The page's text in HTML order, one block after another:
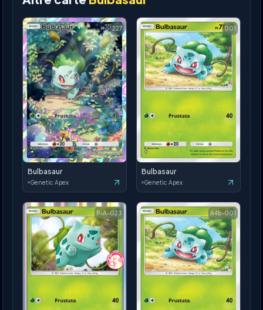
227
Bulbasaur
Genetic Apex
001
Bulbasaur
Genetic Apex
P-A-023 A4b-001